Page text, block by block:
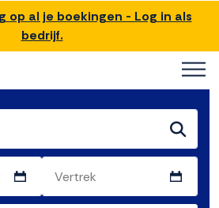
op al je boekingen - Log in als
bedrijf.